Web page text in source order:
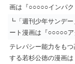
画は『○○○○○インパク
┗「週刊少年サンデ
ート漫画は『○○○○○ア
テレパシー能力をも
する若杉公徳の漫画